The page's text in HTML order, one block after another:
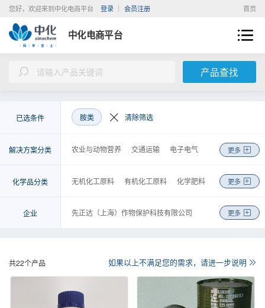
首页
您好，欢迎来到中化电商平台 登录 会员注册
中化电商平台
产品查找
已选条件 胺类 清除筛选
解决方案分类 农业与动物营养 交通运输
电子电气
医疗与健康
美容与个人护理
皮革纺织
检测
物流 商务 咨询 工程
更多
化学品分类 无机化工原料 有机化工原料
化学肥料
染料及有机颜料
化学试剂
金属制品、机械和设备
橡胶制品
催化剂及各种化学助剂
其他化工产品
信息用化学品
更多
企业
先正达（上海）作物保护科技有限公司
中化化工科学技术研究总院有限公司
中化化肥控股有限公司
江苏扬农化工集团有限公司
更多
共22个产品 如果以上不满足您的需求，请进一步说明